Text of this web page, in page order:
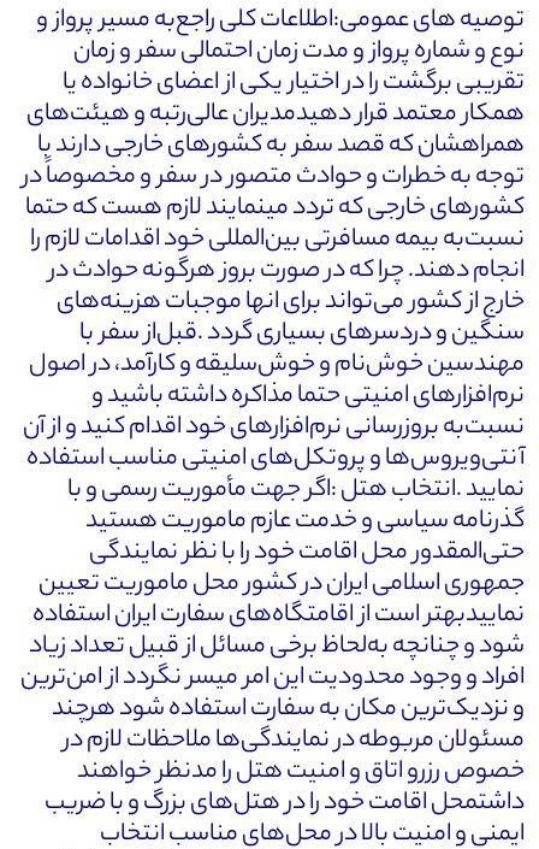
توصیه های عمومی:اطلاعات کلی راجع‌به مسیر پرواز و
نوع و شماره پرواز و مدت زمان احتمالی سفر و زمان
تقریبی برگشت را در اختیار یکی از اعضای خانواده یا
همکار معتمد قرار دهیدمدیران عالی‌رتبه و هیئت‌های
همراهشان که قصد سفر به کشورهای خارجی دارند با
توجه به خطرات و حوادث متصور در سفر و مخصوصاً در
کشورهای خارجی که تردد مینمایند لازم هست که حتما
نسبت‌به بیمه مسافرتی بین‌المللی خود اقدامات لازم را
انجام دهند. چرا ‌که در صورت بروز هرگونه حوادث در
خارج از کشور می‌تواند برای انها موجبات هزینه‌های
سنگین و دردسرهای بسیاری گردد .قبل‌از سفر با
مهندسین خوش‌نام و خوش‌سلیقه و کارآمد، در اصول
نرم‌افزارهای امنیتی حتما مذاکره داشته باشید و
نسبت‌به بروزرسانی نرم‌افزارهای خود اقدام کنید و از آن
آنتی‌ویروس‌ها و پروتکل‌های امنیتی مناسب استفاده
نمایید .انتخاب هتل :اگر جهت مأموریت رسمی و با
گذرنامه سیاسی و خدمت عازم ماموریت هستید
حتی‌المقدور محل اقامت خود را با نظر نمایندگی
جمهوری اسلامی ایران در کشور محل ماموریت تعیین
نماییدبهتر است از اقامتگاه‌های سفارت ایران استفاده
شود و چنانچه به‌لحاظ برخی مسائل از قبیل تعداد زیاد
افراد و وجود محدودیت این امر میسر نگردد از امن‌ترین
و نزدیک‌ترین مکان به سفارت استفاده شود هرچند
مسئولان مربوطه در نمایندگی‌ها ملاحظات لازم در
خصوص رزرو اتاق و امنیت هتل را مدنظر خواهند
داشتمحل اقامت خود را در هتل‌های بزرگ و با ضریب
ایمنی و امنیت بالا در محل‌های مناسب انتخاب